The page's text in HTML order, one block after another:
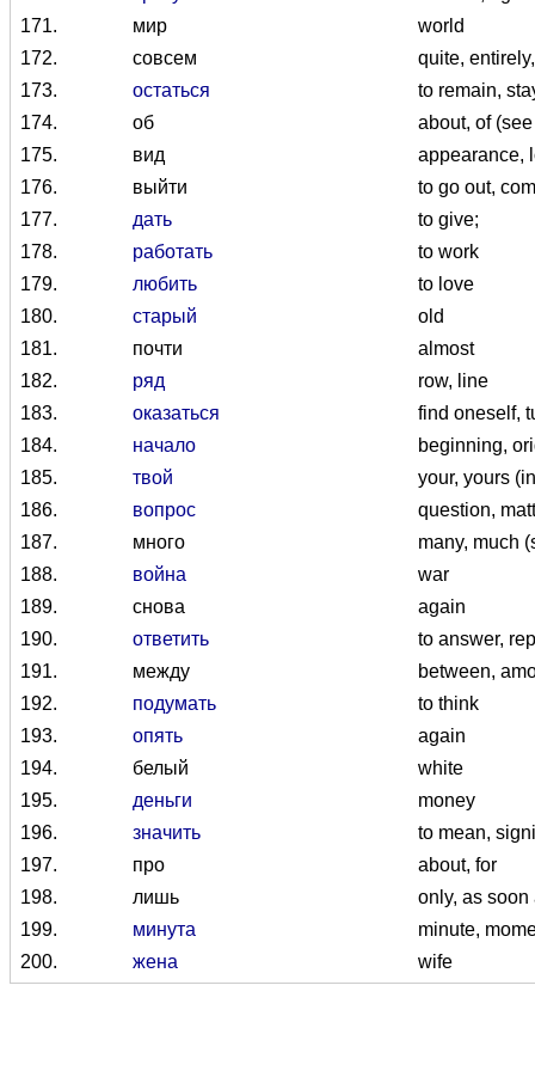
171.
мир
world
172.
совсем
quite,
173.
остаться
to remain,
174.
об
about, of
175.
вид
appearance,
176.
выйти
to go out,
177.
дать
to give;
178.
работать
to work
179.
любить
to love
180.
старый
old
181.
почти
almost
182.
ряд
row, line
183.
оказаться
find oneself,
184.
начало
beginning,
185.
твой
your, yours
186.
вопрос
question,
187.
много
many, much
188.
война
war
189.
снова
again
190.
ответить
to answer,
191.
между
between,
192.
подумать
to think
193.
опять
again
194.
белый
white
195.
деньги
money
196.
значить
to mean,
197.
про
about, for
198.
лишь
only, as soon
199.
минута
minute,
200.
жена wife